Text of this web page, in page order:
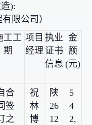
):
限公司）
工工
期
项目
经理
执业
证书
信息
金
额
(元)
合
签
之
祝
林
博
陕
26
12
5
4
2,